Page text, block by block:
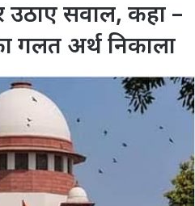
सवाल, कहा –
गलत अर्थ निकाला